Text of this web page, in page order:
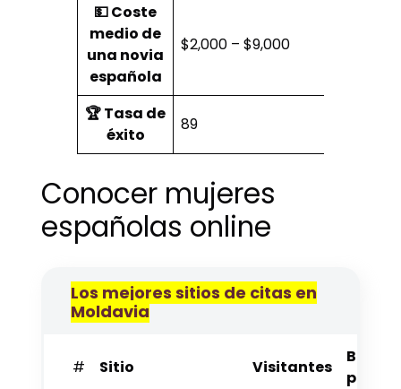
💵 Coste
medio de
una novia
española
$2,000 – $9,000
🏆 Tasa de
éxito
89
Conocer mujeres
españolas online
Los mejores sitios de citas en
Moldavia
# Sitio Visitantes
Bueno
para